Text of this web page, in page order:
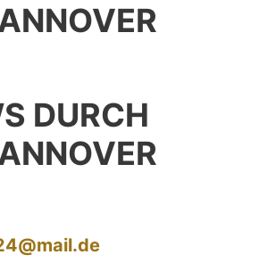
DURCH